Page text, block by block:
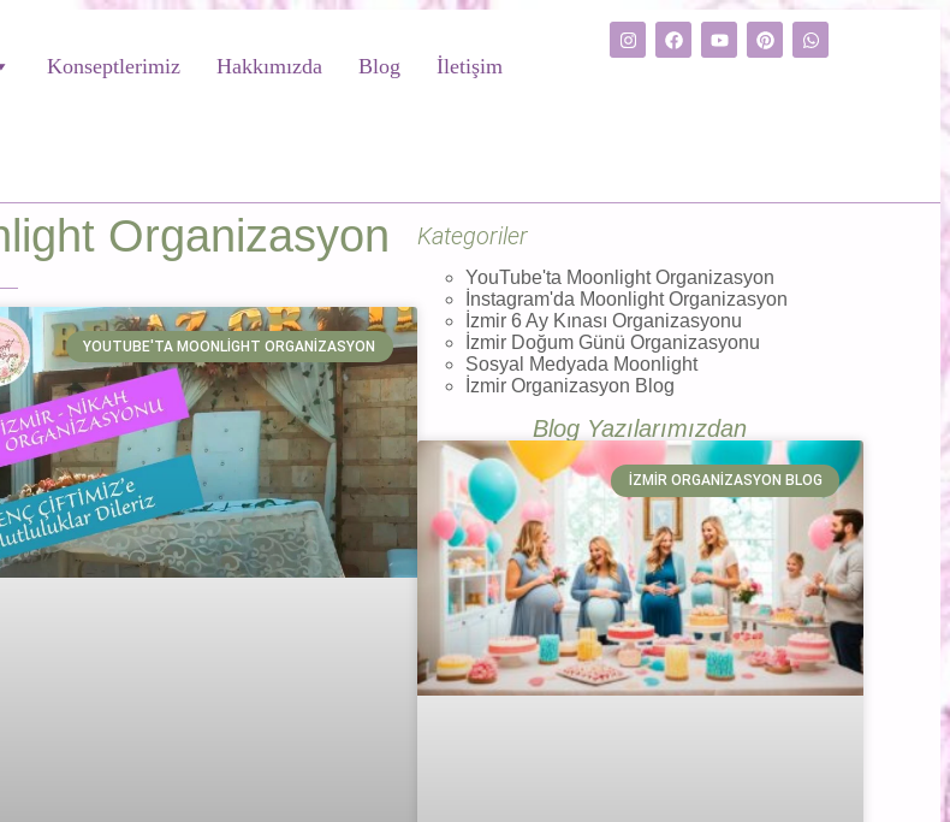
Konseptlerimiz Hakkımızda Blog İletişim
Organizasyon
YOUTUBE'TA MOONLIGHT ORGANIZASYON
Kategoriler
YouTube'ta Moonlight Organizasyon
İnstagram'da Moonlight Organizasyon
İzmir 6 Ay Kınası Organizasyonu
İzmir Doğum Günü Organizasyonu
Sosyal Medyada Moonlight
İzmir Organizasyon Blog
Blog Yazılarımızdan
İZMIR ORGANIZASYON BLOG